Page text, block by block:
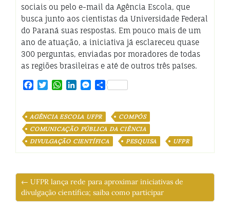
sociais ou pelo e-mail da Agência Escola, que
busca junto aos cientistas da Universidade Federal
do Paraná suas respostas. Em pouco mais de um
ano de atuação, a iniciativa já esclareceu quase
300 perguntas, enviadas por moradores de todas
as regiões brasileiras e até de outros três países.
Facebook
TwitterWhatsApp
LinkedInMessenger
Share
AGÊNCIA ESCOLA UFPR
COMPÓS
COMUNICAÇÃO PÚBLICA DA CIÊNCIA
DIVULGAÇÃO CIENTÍFICA
PESQUISA UFPR
← UFPR lança rede para aproximar iniciativas de
divulgação científica; saiba como participar